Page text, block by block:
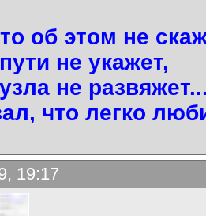
об этом не
не укажет,
не
что легко
19:17